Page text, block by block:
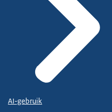
AI-gebruik